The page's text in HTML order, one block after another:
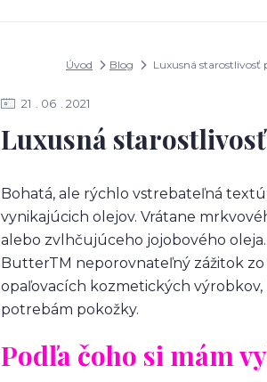
Úvod Blog Luxusná starostlivosť
21 06 2021
Luxusná
Bohatá, ale rýchlo vstrebateľná
vynikajúcich olejov. Vrátane
alebo zvlhčujúceho jojobového
ButterTM neporovnateľný zážitok zo
opaľovacích kozmetických
potrebám pokožky.
Podľa čoho si mám